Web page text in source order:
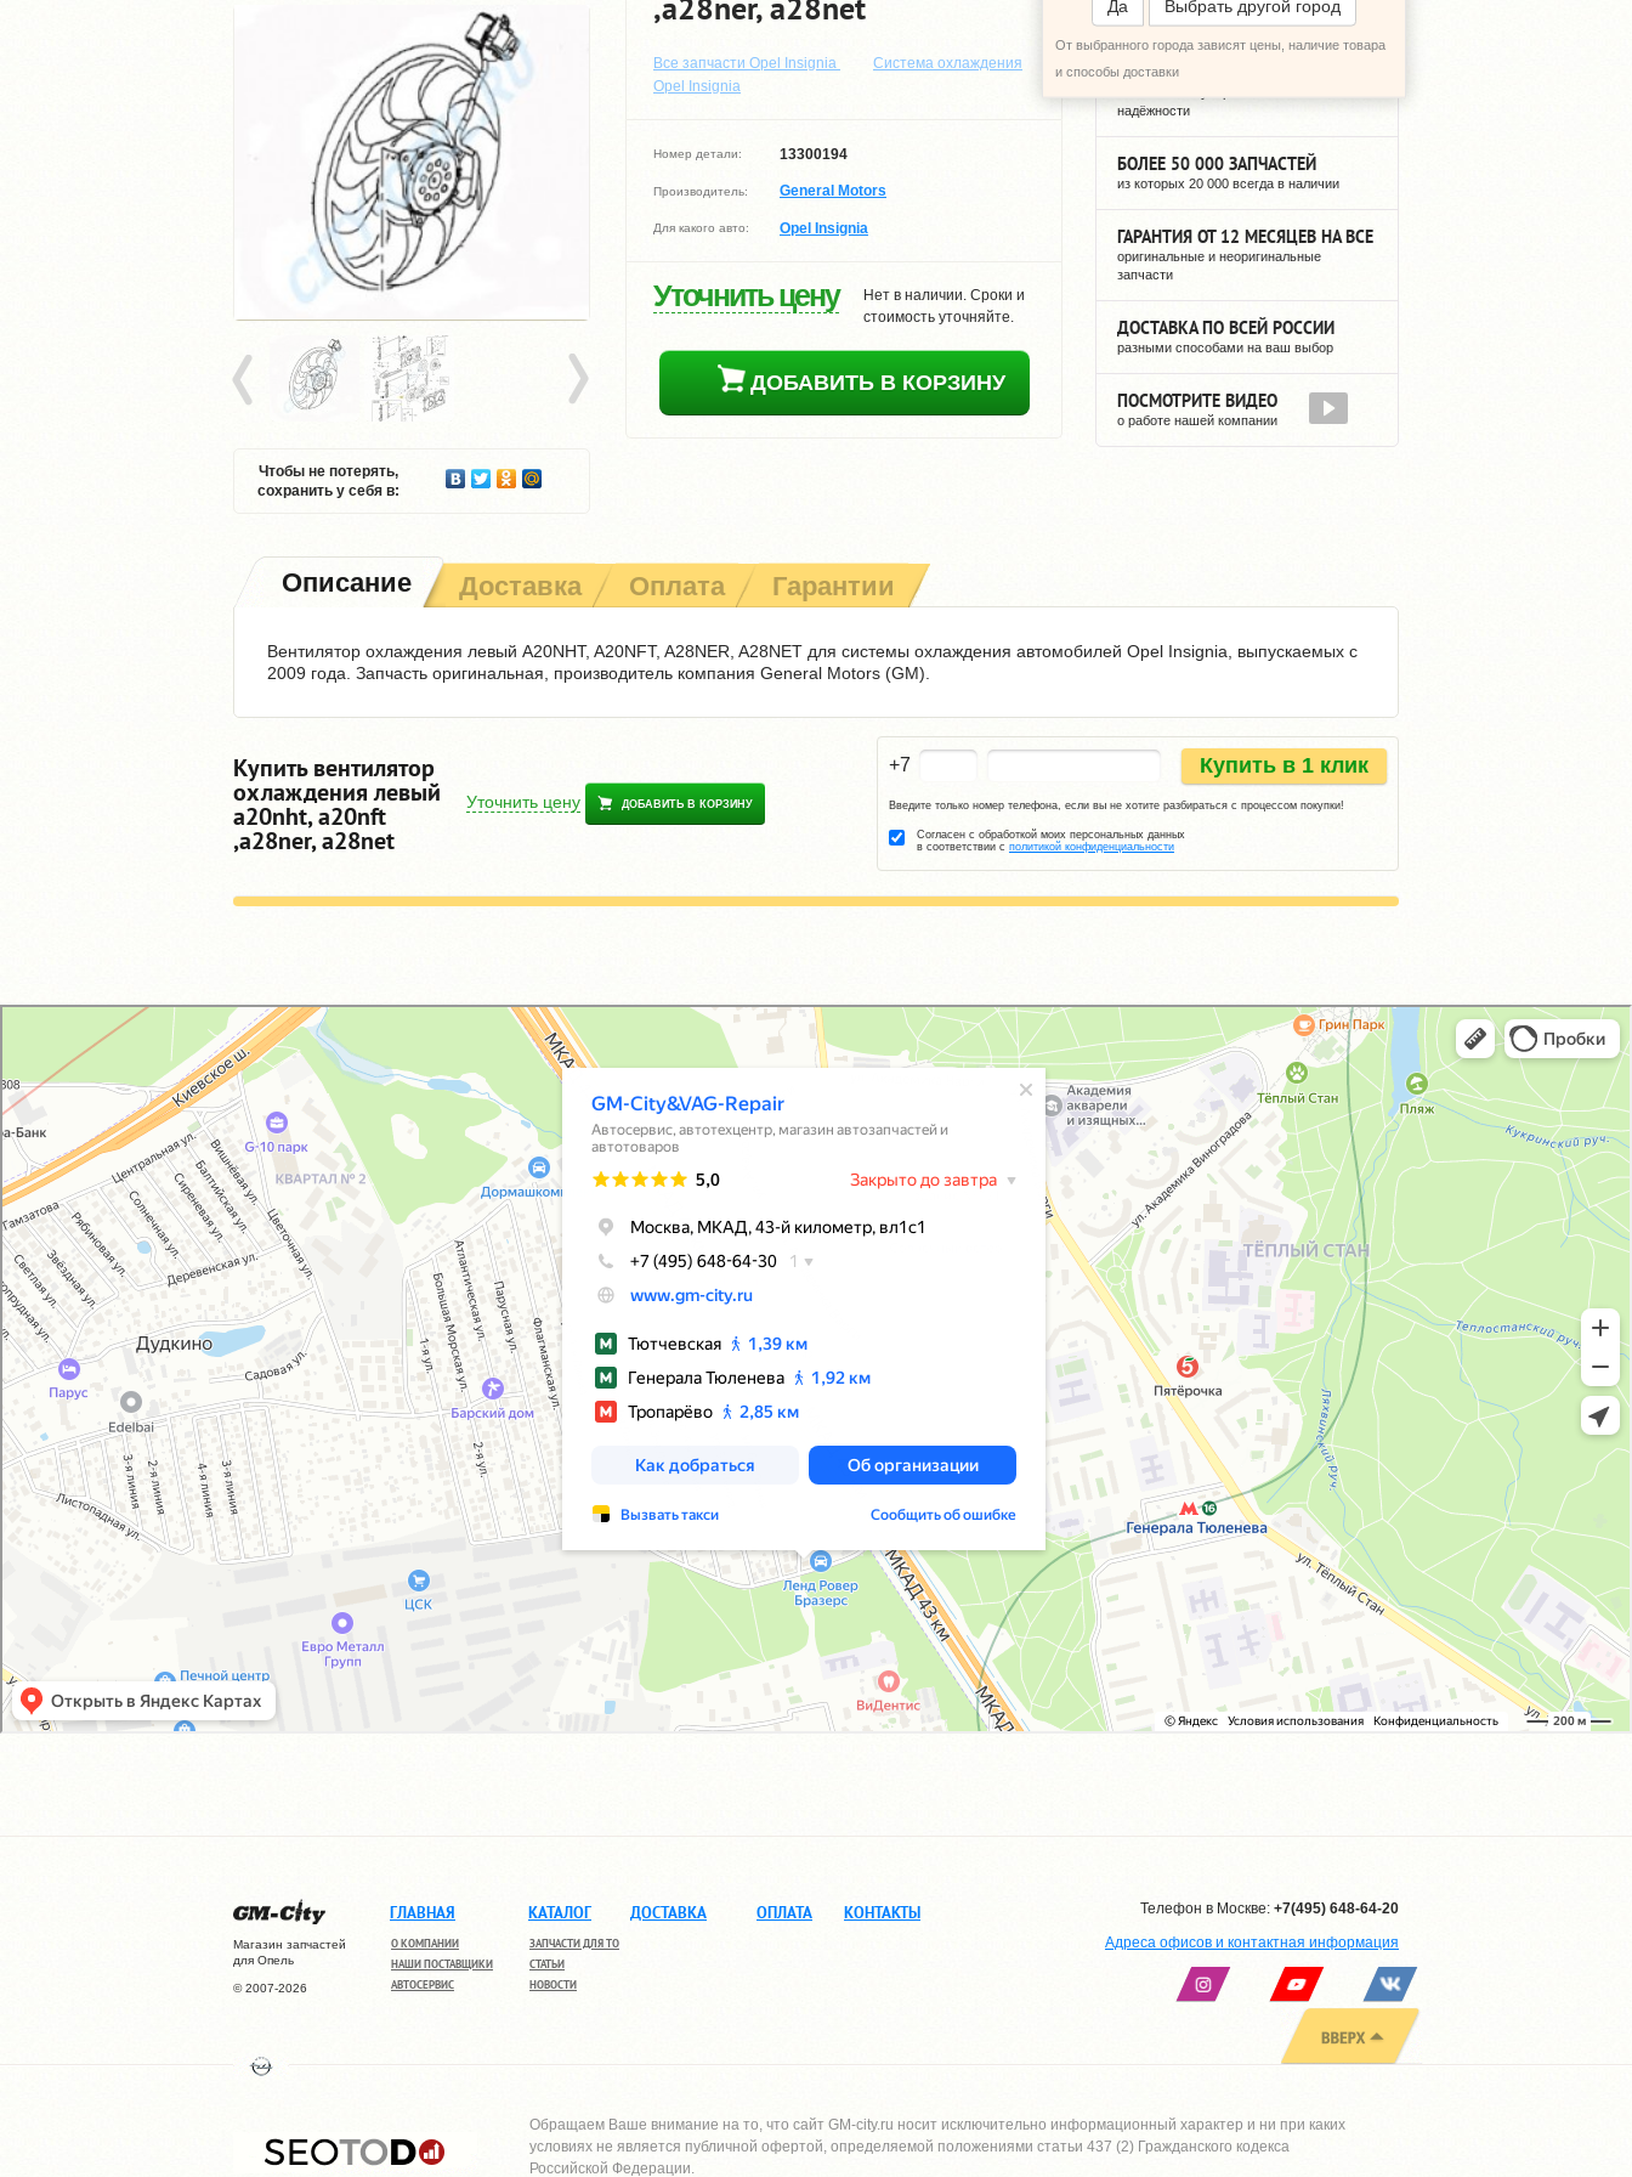
Все запчасти Opel Insignia
Система охлаждения
Opel Insignia
Чтобы не потерять,
сохранить у себя в:
Номер детали: 13300194
Производитель: General Motors
Для какого авто: Opel Insignia
Уточнить цену
Нет в наличии. Сроки и
стоимость уточняйте.
ДОБАВИТЬ В КОРЗИНУ
Да Выбрать другой город
От выбранного города зависят цены, наличие товара
и способы доставки12 ЛЕТ РЕГУЛЯРНЫХ ПОСТАВОК
надёжности
БОЛЕЕ 50 000 ЗАПЧАСТЕЙ
из которых 20 000 всегда в наличии
ГАРАНТИЯ ОТ 12 МЕСЯЦЕВ НА ВСЕ
оригинальные и неоригинальные
запчасти
ДОСТАВКА ПО ВСЕЙ РОССИИ
разными способами на ваш выбор
ПОСМОТРИТЕ ВИДЕО
о работе нашей компании
Описание Доставка Оплата Гарантии
Вентилятор охлаждения левый A20NHT, A20NFT, A28NER, A28NET для системы охлаждения автомобилей Opel Insignia, выпускаемых с
2009 года. Запчасть оригинальная, производитель компания General Motors (GM).
Купить вентилятор
охлаждения левый
a20nht, a20nft
,a28ner, a28net
Уточнить цену ДОБАВИТЬ В КОРЗИНУ
+7 Купить в 1 клик
Введите только номер телефона, если вы не хотите разбираться с процессом покупки!
Согласен с обработкой моих персональных данных
в соответствии с политикой конфиденциальности
GM-City&VAG-Repair
Автосервис, автотехцентр в Москве
Магазин автозапчастей и автотоваров в Москве
Магазин запчастей
для Опель
© 2007-2026
ГЛАВНАЯ
О КОМПАНИИ
НАШИ ПОСТАВЩИКИ
АВТОСЕРВИС
КАТАЛОГ
ЗАПЧАСТИ ДЛЯ ТО
СТАТЬИ
НОВОСТИ
ДОСТАВКА ОПЛАТА КОНТАКТЫ Телефон в Москве: +7(495) 648-64-20
Адреса офисов и контактная информация
Обращаем Ваше внимание на то, что сайт GM-city.ru носит исключительно информационный характер и ни при каких
условиях не является публичной офертой, определяемой положениями статьи 437 (2) Гражданского кодекса
Российской Федерации.